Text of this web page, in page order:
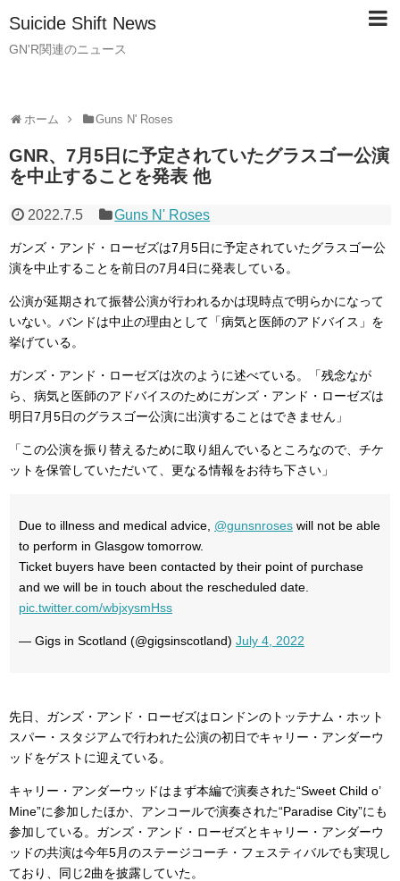
Suicide Shift News
GN'R関連のニュース
ホーム Guns N' Roses
GNR、7月5日に予定されていたグラスゴー公演
を中止することを発表 他
2022.7.5 Guns N' Roses
ガンズ・アンド・ローゼズは7月5日に予定されていたグラスゴー公
演を中止することを前日の7月4日に発表している。
公演が延期されて振替公演が行われるかは現時点で明らかになって
いない。バンドは中止の理由として「病気と医師のアドバイス」を
挙げている。
ガンズ・アンド・ローゼズは次のように述べている。「残念なが
ら、病気と医師のアドバイスのためにガンズ・アンド・ローゼズは
明日7月5日のグラスゴー公演に出演することはできません」
「この公演を振り替えるために取り組んでいるところなので、チケ
ットを保管していただいて、更なる情報をお待ち下さい」
Due to illness and medical advice, @gunsnroses will not be able
to perform in Glasgow tomorrow.
Ticket buyers have been contacted by their point of purchase
and we will be in touch about the rescheduled date.
pic.twitter.com/wbjxysmHss
— Gigs in Scotland (@gigsinscotland) July 4, 2022
先日、ガンズ・アンド・ローゼズはロンドンのトッテナム・ホット
スパー・スタジアムで行われた公演の初日でキャリー・アンダーウ
ッドをゲストに迎えている。
キャリー・アンダーウッドはまず本編で演奏された“Sweet Child o’
Mine”に参加したほか、アンコールで演奏された“Paradise City”にも
参加している。ガンズ・アンド・ローゼズとキャリー・アンダーウ
ッドの共演は今年5月のステージコーチ・フェスティバルでも実現し
ており、同じ2曲を披露していた。